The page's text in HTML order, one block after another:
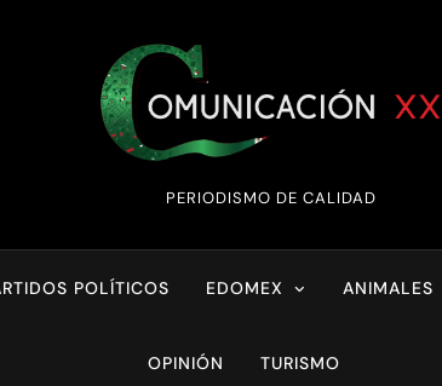
Comunicación
PERIODISMO DE CALIDAD
POLÍTICOS EDOMEX ANIMALES
OPINIÓN TURISMO